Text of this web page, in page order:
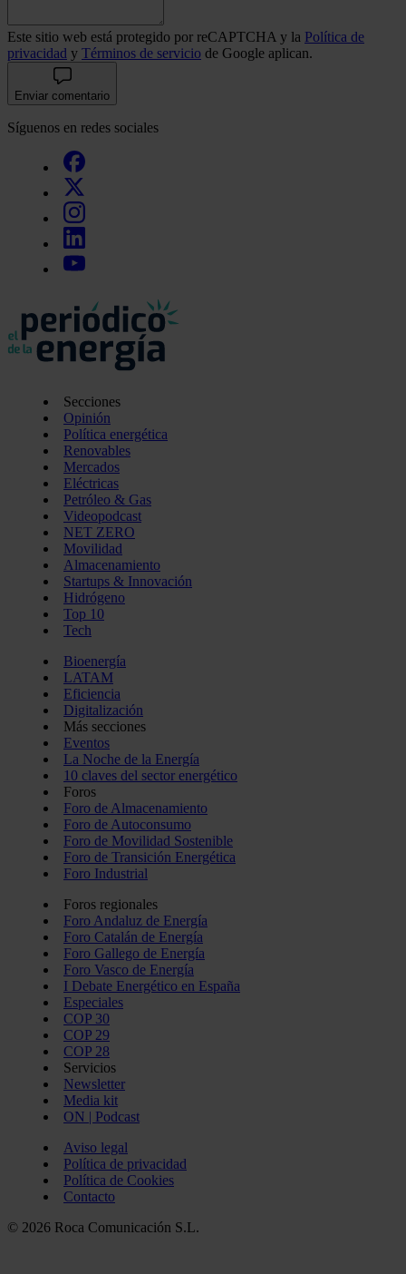
Este sitio web está protegido por reCAPTCHA y la Política de
privacidad y Términos de servicio de Google aplican.
Enviar comentario
Síguenos en redes sociales
Secciones
Opinión
Política energética
Renovables
Mercados
Eléctricas
Petróleo & Gas
Videopodcast
NET ZERO
Movilidad
Almacenamiento
Startups & Innovación
Hidrógeno
Top 10
Tech
Bioenergía
LATAM
Eficiencia
Digitalización
Más secciones
Eventos
La Noche de la Energía
10 claves del sector energético
Foros
Foro de Almacenamiento
Foro de Autoconsumo
Foro de Movilidad Sostenible
Foro de Transición Energética
Foro Industrial
Foros regionales
Foro Andaluz de Energía
Foro Catalán de Energía
Foro Gallego de Energía
Foro Vasco de Energía
I Debate Energético en España
Especiales
COP 30
COP 29
COP 28
Servicios
Newsletter
Media kit
ON | Podcast
Aviso legal
Política de privacidad
Política de Cookies
Contacto
© 2026 Roca Comunicación S.L.